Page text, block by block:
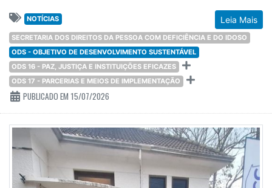
Leia Mais
NOTÍCIAS
SECRETARIA DOS DIREITOS DA PESSOA COM DEFICIÊNCIA E DO IDOSO
ODS - OBJETIVO DE DESENVOLVIMENTO SUSTENTÁVEL
ODS 16 - PAZ, JUSTIÇA E INSTITUIÇÕES EFICAZES
ODS 17 - PARCERIAS E MEIOS DE IMPLEMENTAÇÃO
PUBLICADO EM 15/07/2026